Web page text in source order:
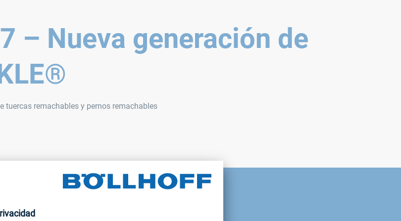
– Nueva generación de
tuercas remachables y pernos remachables